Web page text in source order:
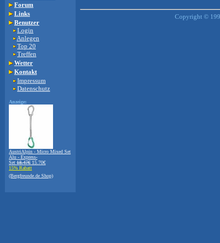
Forum
Links
Benutzer
Login
Anlegen
Top 20
Treffen
Wetter
Kontakt
Impressum
Datenschutz
Anzeige:
AustriAlpin - Micro Mixed Set
Alu - Express-
Set 18.47€ 15.70€
15% Rabatt
(Bergfreunde.de Shop)
Copyright ©